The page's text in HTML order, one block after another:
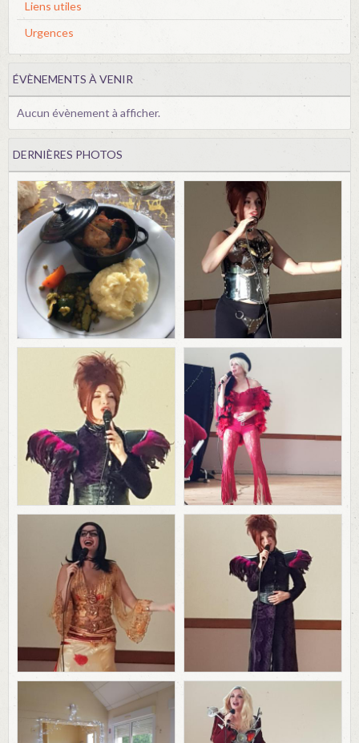
Liens utiles
Urgences
ÉVÈNEMENTS À VENIR
Aucun évènement à afficher.
DERNIÈRES PHOTOS